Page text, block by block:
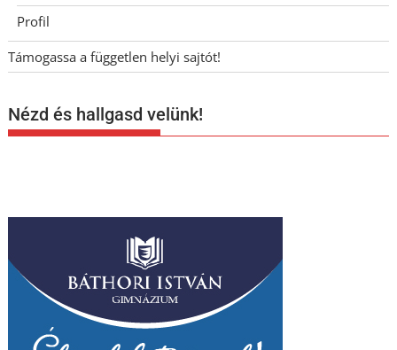
Profil
Támogassa a független helyi sajtót!
Nézd és hallgasd velünk!